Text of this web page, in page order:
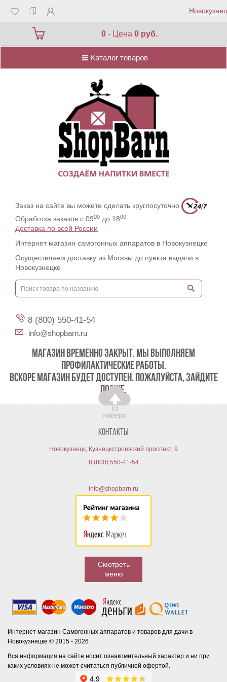
0 - Цена0 руб.
Каталог товаров
Каталог товаров
Заказ на сайте вы можете сделать круглосуточно
Обработка заказов с 0900 до 1800
Доставка по всей России
Интернет магазин самогонных аппаратов в Новокузнецке
Осуществляем доставку из Москвы до пункта выдачи в
Новокузнецке
8 (800) 550-41-54
info@shopbarn.ru
МАГАЗИН ВРЕМЕННО ЗАКРЫТ. МЫ ВЫПОЛНЯЕМ
ПРОФИЛАКТИЧЕСКИЕ РАБОТЫ.
ВСКОРЕ МАГАЗИН БУДЕТ ДОСТУПЕН. ПОЖАЛУЙСТА, ЗАЙДИТЕ
ПОЗЖЕ.
Контакты
Новокузнецк, Кузнецкстроевский проспект, 9
8 (800) 550-41-54
info@shopbarn.ru
Смотреть
меню
Интернет магазин Самогонных аппаратов и товаров для дачи в
Новокузнецке © 2015 - 2026
Вся информация на сайте носит ознакомительный характер и ни при
каких условиях не может считаться публичной офертой.